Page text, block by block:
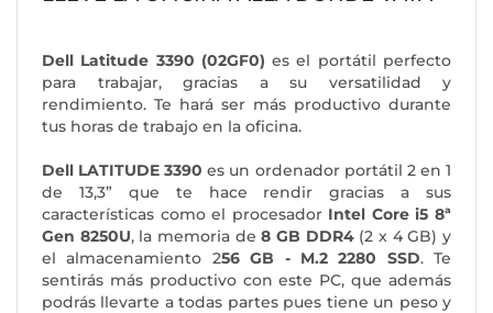
Dell Latitude 3390 (02GF0) es el portátil perfecto
para trabajar, gracias a su versatilidad y
rendimiento. Te hará ser más productivo durante
tus horas de trabajo en la oficina.
Dell LATITUDE 3390es un ordenador portátil 2 en 1
de 13,3” que te hace rendir gracias a sus
características como el procesador Intel Core i5 8ª
Gen 8250U, la memoria de 8 GB DDR4(2 x 4 GB) y
el almacenamiento 256 GB - M.2 2280 SSD. Te
sentirás más productivo con este PC, que además
podrás llevarte a todas partes pues tiene un peso y